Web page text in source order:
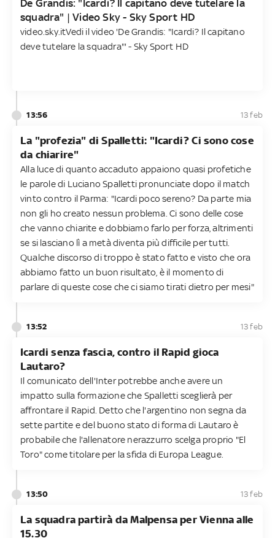
De Grandis: "Icardi? Il capitano deve tutelare la
squadra" | Video Sky - Sky Sport HD
video.sky.itVedi il video 'De Grandis: "Icardi? Il capitano
deve tutelare la squadra"' - Sky Sport HD
13:56 13 feb
La "profezia" di Spalletti: "Icardi? Ci sono cose
da chiarire"
Alla luce di quanto accaduto appaiono quasi profetiche
le parole di Luciano Spalletti pronunciate dopo il match
vinto contro il Parma: "Icardi poco sereno? Da parte mia
non gli ho creato nessun problema. Ci sono delle cose
che vanno chiarite e dobbiamo farlo per forza, altrimenti
se si lasciano lì a metà diventa più difficile per tutti.
Qualche discorso di troppo è stato fatto e visto che ora
abbiamo fatto un buon risultato, è il momento di
parlare di queste cose che ci siamo tirati dietro per mesi"
13:52 13 feb
Icardi senza fascia, contro il Rapid gioca
Lautaro?
Il comunicato dell'Inter potrebbe anche avere un
impatto sulla formazione che Spalletti sceglierà per
affrontare il Rapid. Detto che l'argentino non segna da
sette partite e del buono stato di forma di Lautaro è
probabile che l'allenatore nerazzurro scelga proprio "El
Toro" come titolare per la sfida di Europa League.
13:50 13 feb
La squadra partirà da Malpensa per Vienna alle
15.30